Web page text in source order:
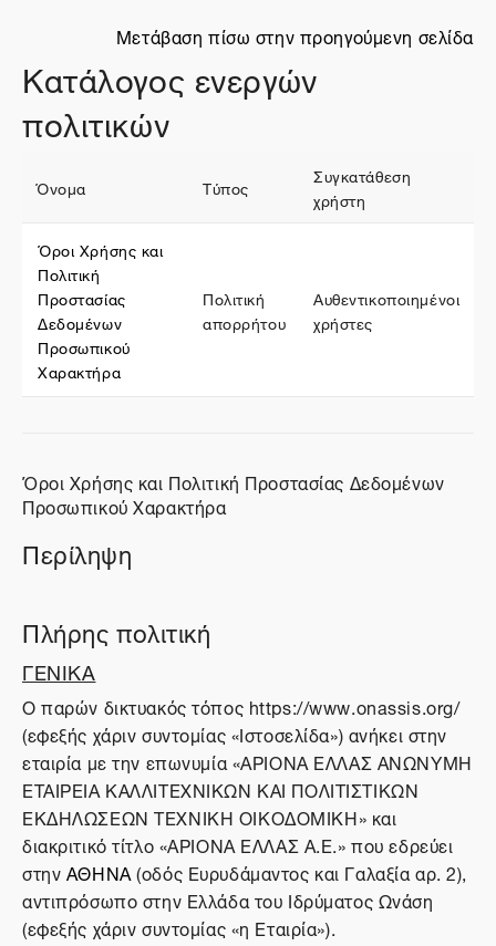
Μετάβαση πίσω στην προηγούμενη σελίδα
Κατάλογος ενεργών
πολιτικών
Όνομα Τύπος
Συγκατάθεση
χρήστη
Όροι Χρήσης και
Πολιτική
Προστασίας
Δεδομένων
Προσωπικού
Χαρακτήρα
Πολιτική
απορρήτου
Αυθεντικοποιημένοι
χρήστες
Όροι Χρήσης και Πολιτική Προστασίας Δεδομένων
Προσωπικού Χαρακτήρα
Περίληψη
Πλήρης πολιτική
ΓΕΝΙΚΑ
O παρών δικτυακός τόπος https://www.onassis.org/
(εφεξής χάριν συντομίας «Ιστοσελίδα») ανήκει στην
εταιρία με την επωνυμία «ΑΡΙΟΝΑ ΕΛΛΑΣ ΑΝΩΝΥΜΗ
ΕΤΑΙΡΕΙΑ ΚΑΛΛΙΤΕΧΝΙΚΩΝ ΚΑΙ ΠΟΛΙΤΙΣΤΙΚΩΝ
ΕΚΔΗΛΩΣΕΩΝ ΤΕΧΝΙΚΗ ΟΙΚΟΔΟΜΙΚΗ» και
διακριτικό τίτλο «ΑΡΙΟΝΑ ΕΛΛΑΣ Α.Ε.» που εδρεύει
στηνΑΘΗΝΑ(οδός Ευρυδάμαντος και Γαλαξία αρ. 2),
αντιπρόσωπο στην Ελλάδα του Ιδρύματος Ωνάση
(εφεξής χάριν συντομίας «η Εταιρία»).